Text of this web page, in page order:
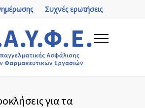
Συχνές ερωτήσεις
για τα